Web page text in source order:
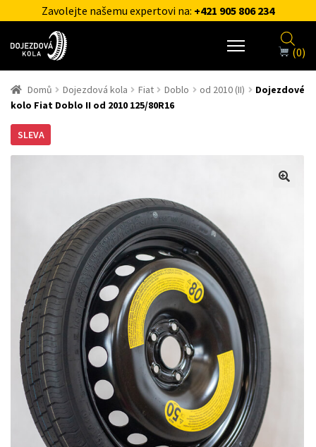
Zavolejte našemu expertovi na: +421 905 806 234
(0)
Domů Dojezdová kola Fiat Doblo od 2010 (II)
Dojezdové
kolo Fiat Doblo II od 2010 125/80R16
SLEVA